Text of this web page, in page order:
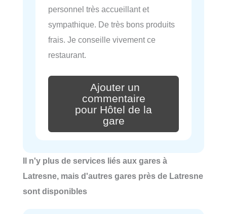
personnel très accueillant et
sympathique. De très bons produits
frais. Je conseille vivement ce
restaurant.
Ajouter un
commentaire
pour Hôtel de la
gare
Il n'y plus de services liés aux gares à
Latresne, mais d'autres gares près de Latresne
sont disponibles